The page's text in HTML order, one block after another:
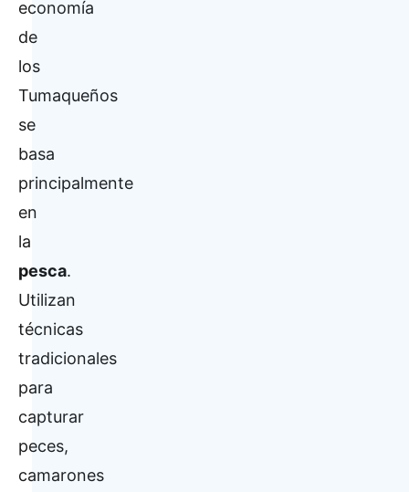
economía
de
los
Tumaqueños
se
basa
principalmente
en
la
pesca.
Utilizan
técnicas
tradicionales
para
capturar
peces,
camarones